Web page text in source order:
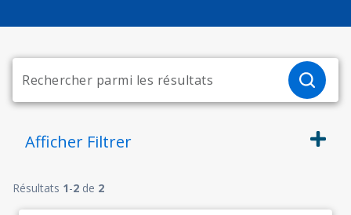
Afficher Filtrer
Résultats 1-2 de 2